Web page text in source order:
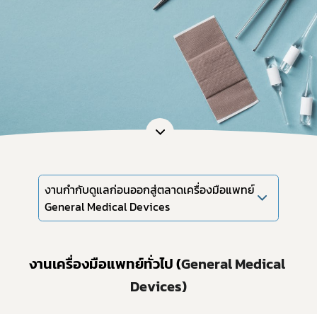
งานกำกับดูแลก่อนออกสู่ตลาดเครื่องมือแพทย์
General Medical Devices
งานเครื่องมือแพทย์ทั่วไป (General Medical
Devices)